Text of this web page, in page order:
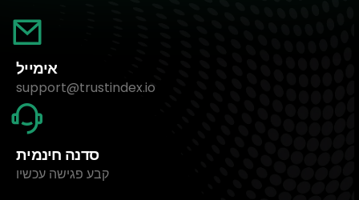
אימייל
support@trustindex.io
סדנה חינמית
קבע פגישה עכשיו